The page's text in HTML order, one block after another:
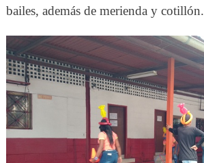
bailes, además de merienda y cotillón.